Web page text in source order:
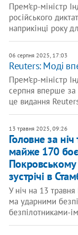
Прем’єр-міністр
російського
наприкінці року
06 серпня 2025, 17:03
Reuters: Моді
Прем’єр-міністр
серпня вперше за
це видання
13 травня 2025, 09:26
Головне за
майже 170
зустрічі в
У ніч на 13 травня
ма ударними
безпілотниками-